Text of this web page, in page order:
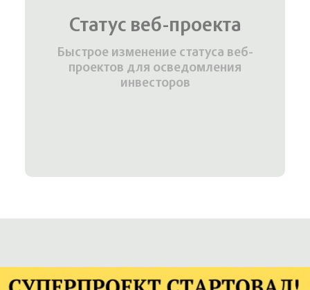
Статус веб-проекта
Быстрое изменение статуса веб-
проектов для осведомления
инвесторов